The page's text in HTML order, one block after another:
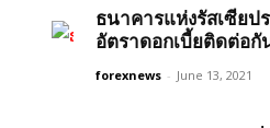
ธนาคารแห่งรัสเซียป
อัตราดอกเบี้ยติดต่อกั
forexnews - June 13, 2021